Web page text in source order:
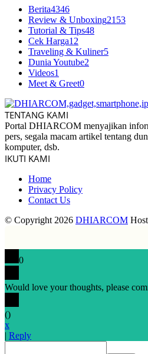
Berita4346
Review & Unboxing2153
Tutorial & Tips48
Cek Harga12
Traveling & Kuliner5
Dunia Youtube2
Videos1
Meet & Greet0
TENTANG KAMI
Portal DHIARCOM menyajikan
pers, segala macam artikel tentang
komputer, dsb.
IKUTI KAMI
Home
Privacy Policy
Contact Us
© Copyright 2026 DHIARCOM
0
Would love your thoughts, please
()
x
| Reply